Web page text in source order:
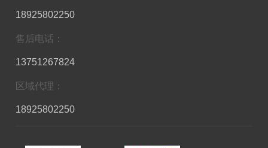
18925802250
售后电话：
13751267824
区域代理：
18925802250